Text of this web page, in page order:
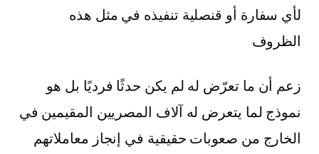
لأي سفارة أو قنصلية تنفيذه في مثل هذه
الظروف
زعم أن ما تعرّض له لم يكن حدثًا فرديًا بل هو
نموذج لما يتعرض له آلاف المصريين المقيمين في
الخارج من صعوبات حقيقية في إنجاز معاملاتهم